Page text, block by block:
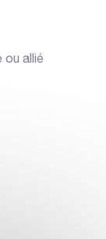
ou allié